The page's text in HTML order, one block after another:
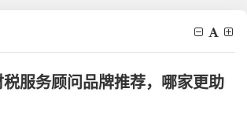
服务顾问品牌推荐，哪家更助